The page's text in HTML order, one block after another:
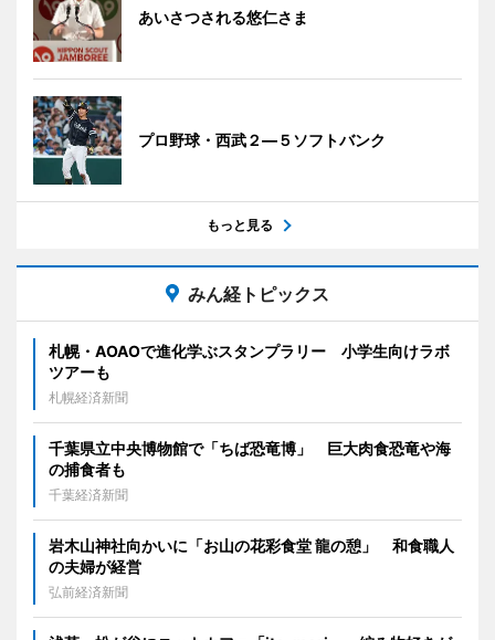
あいさつされる悠仁さま
プロ野球・西武２―５ソフトバンク
もっと見る
みん経トピックス
札幌・AOAOで進化学ぶスタンプラリー 小学生向けラボ
ツアーも
札幌経済新聞
千葉県立中央博物館で「ちば恐竜博」 巨大肉食恐竜や海
の捕食者も
千葉経済新聞
岩木山神社向かいに「お山の花彩食堂 龍の憩」 和食職人
の夫婦が経営
弘前経済新聞